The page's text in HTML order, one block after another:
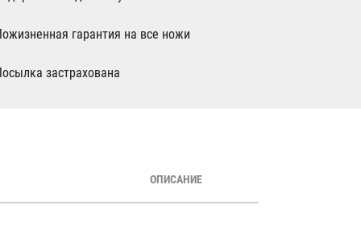
гарантия на все ножи
застрахована
ОПИСАНИЕ